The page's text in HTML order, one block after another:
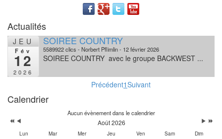
Actualités
JEU
Fév
12
2026
SOIREE COUNTRY
5589922 clics Norbert Pflimlin 12 février 2026
SOIREE COUNTRY avec le groupe BACKWEST ...
Précédent1Suivant
Calendrier
Aucun évènement dans le calendrier
Août 2026
Lun Mar Mer Jeu Ven Sam
Dim